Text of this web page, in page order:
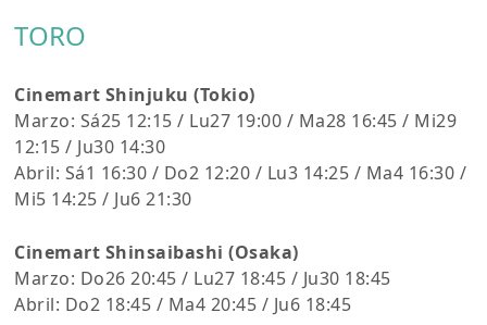
TORO
Cinemart Shinjuku (Tokio)
Marzo: Sá25 12:15 / Lu27 19:00 / Ma28 16:45 / Mi29
12:15 / Ju30 14:30
Abril: Sá1 16:30 / Do2 12:20 / Lu3 14:25 / Ma4 16:30 /
Mi5 14:25 / Ju6 21:30
Cinemart Shinsaibashi (Osaka)
Marzo: Do26 20:45 / Lu27 18:45 / Ju30 18:45
Abril: Do2 18:45 / Ma4 20:45 / Ju6 18:45